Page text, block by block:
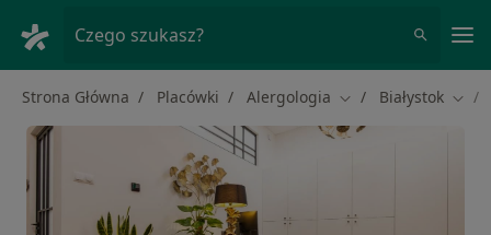
Czego szukasz?
Strona Główna Placówki Alergologia Zmień miasto
Białystok